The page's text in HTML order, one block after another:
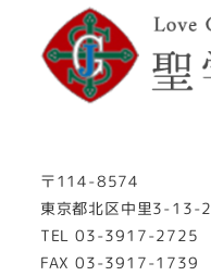
〒114-8574
東京都北区中里3-13-2
TEL 03-3917-2725
FAX 03-3917-1739